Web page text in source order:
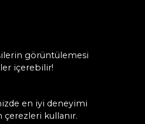
görüntülemesi
içerebilir!
en iyi deneyimi
çerezleri kullanır.